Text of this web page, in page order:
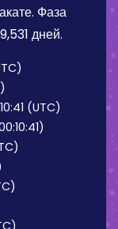
Фаза
дней.
(UTC)